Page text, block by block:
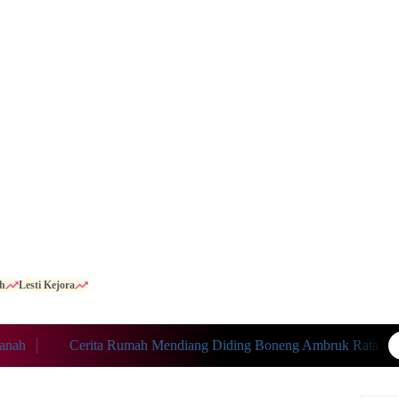
Lesti Kejora
Cerita Rumah Mendiang Diding Boneng Ambruk Rata